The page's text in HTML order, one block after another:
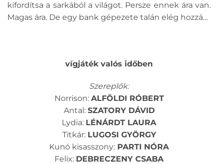
kifordítsa a sarkából a világot. Persze ennek ára van.
Magas ára. De egy bank gépezete talán elég hozzá…
vígjáték valós időben
Szereplők:
Norrison: ALFÖLDI RÓBERT
Antal: SZATORY DÁVID
Lydia: LÉNÁRDT LAURA
Titkár: LUGOSI GYÖRGY
Kunó kisasszony: PARTI NÓRA
Felix: DEBRECZENY CSABA